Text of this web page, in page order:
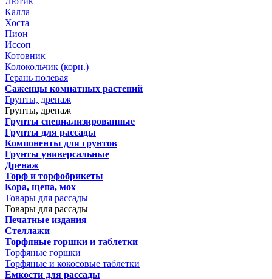
Калла
Хоста
Пион
Иссоп
Котовник
Колокольчик (корн.)
Герань полевая
Саженцы комнатных растений
Грунты, дренаж
Грунты, дренаж
Грунты специализированные
Грунты для рассады
Компоненты для грунтов
Грунты универсальные
Дренаж
Торф и торфобрикеты
Кора, щепа, мох
Товары для рассады
Товары для рассады
Печатные издания
Стеллажи
Торфяные горшки и таблетки
Торфяные горшки
Торфяные и кокосовые таблетки
Емкости для рассады